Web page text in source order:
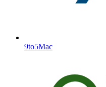
9to5Mac